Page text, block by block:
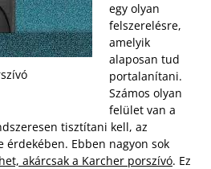
egy olyan
felszerelésre,
amelyik
alaposan tud
portalanítani.
Számos olyan
felület van a
tisztítani kell, az
Ebben nagyon sok
akárcsak a Karcher porszívó. Ez